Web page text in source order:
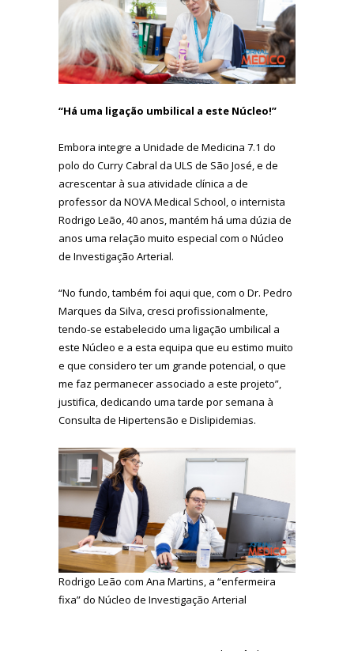
“Há uma ligação umbilical a este Núcleo!”
Embora integre a Unidade de Medicina 7.1 do
polo do Curry Cabral da ULS de São José, e de
acrescentar à sua atividade clínica a de
professor da NOVA Medical School, o internista
Rodrigo Leão, 40 anos, mantém há uma dúzia de
anos uma relação muito especial com o Núcleo
de Investigação Arterial.
“No fundo, também foi aqui que, com o Dr. Pedro
Marques da Silva, cresci profissionalmente,
tendo-se estabelecido uma ligação umbilical a
este Núcleo e a esta equipa que eu estimo muito
e que considero ter um grande potencial, o que
me faz permanecer associado a este projeto”,
justifica, dedicando uma tarde por semana à
Consulta de Hipertensão e Dislipidemias.
Rodrigo Leão com Ana Martins, a “enfermeira
fixa” do Núcleo de Investigação Arterial